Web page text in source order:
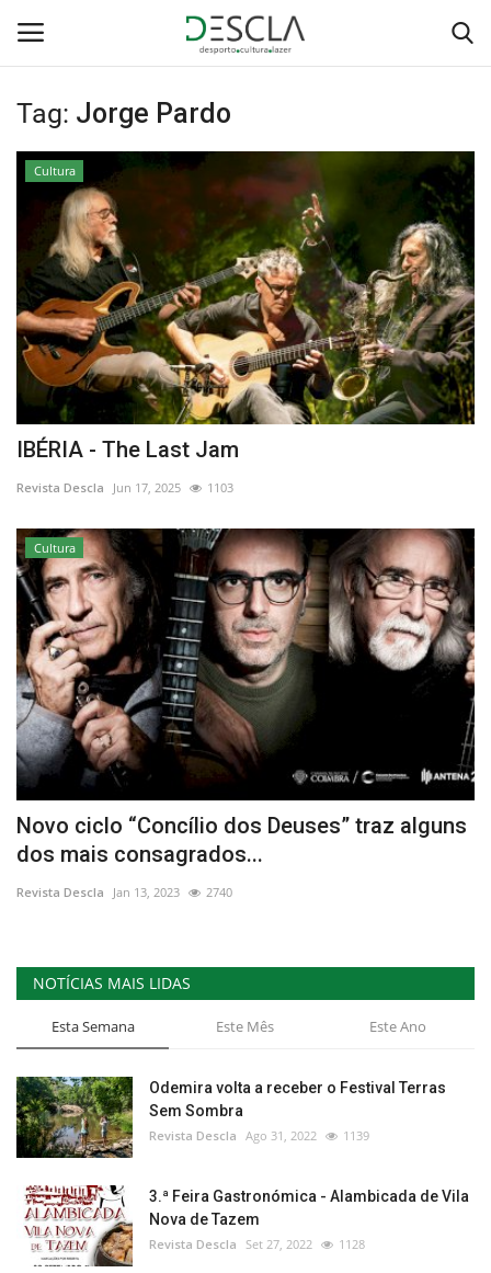
Login
Home
...by Descla
Desporto
Contactos
Sobre Nós
Estatuto Editorial
Saúde
Ficha técnica
Cultura
Lazer
Tag: Jorge Pardo
Cultura
IBÉRIA - The Last Jam
Revista Descla Jun 17, 2025 1103
Cultura
Novo ciclo “Concílio dos Deuses” traz alguns
dos mais consagrados...
Revista Descla Jan 13, 2023 2740
NOTÍCIAS MAIS LIDAS
Esta Semana Este Mês Este Ano
Odemira volta a receber o Festival Terras
Sem Sombra
Revista Descla Ago 31, 2022 1139
3.ª Feira Gastronómica - Alambicada de Vila
Nova de Tazem
Revista Descla Set 27, 2022 1128